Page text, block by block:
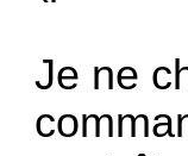
Je ne